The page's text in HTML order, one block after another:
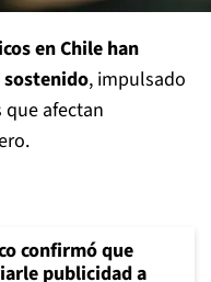
en Chile han
, impulsado
afectan
confirmó que
publicidad a